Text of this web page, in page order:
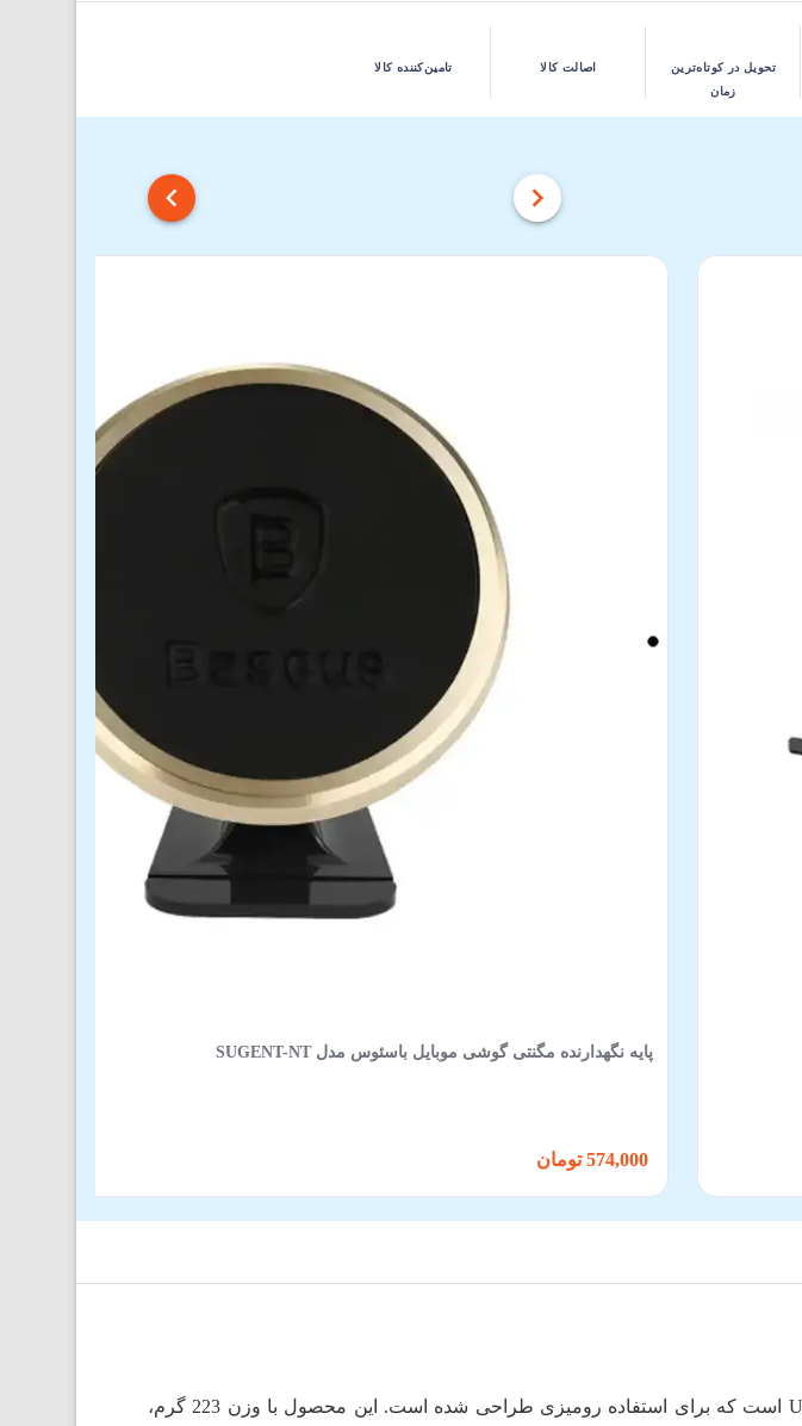
تحویل در کوتاه‌ترین
زمان
اصالت کالا تامین‌کننده کالا
پایه نگهدارنده مگنتی گوشی موبایل باسئوس مدل SUGENT-NT
پایه نگهدارنده گوشی موبایل یوسمز US-ZJ077 یکی از محصولات کاربردی برند Usams است که برای استفاده رومیزی طراحی شده است. این محصول با وزن 223 گرم،